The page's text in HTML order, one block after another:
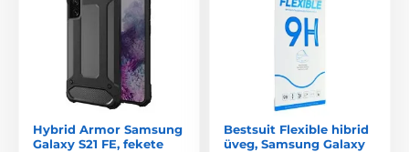
Hybrid Armor Samsung
Galaxy S21 FE, fekete
Bestsuit Flexible hibrid
üveg, Samsung Galaxy